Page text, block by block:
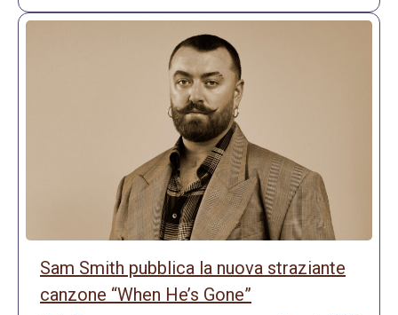
Sam Smith pubblica la nuova straziante
canzone “When He’s Gone”